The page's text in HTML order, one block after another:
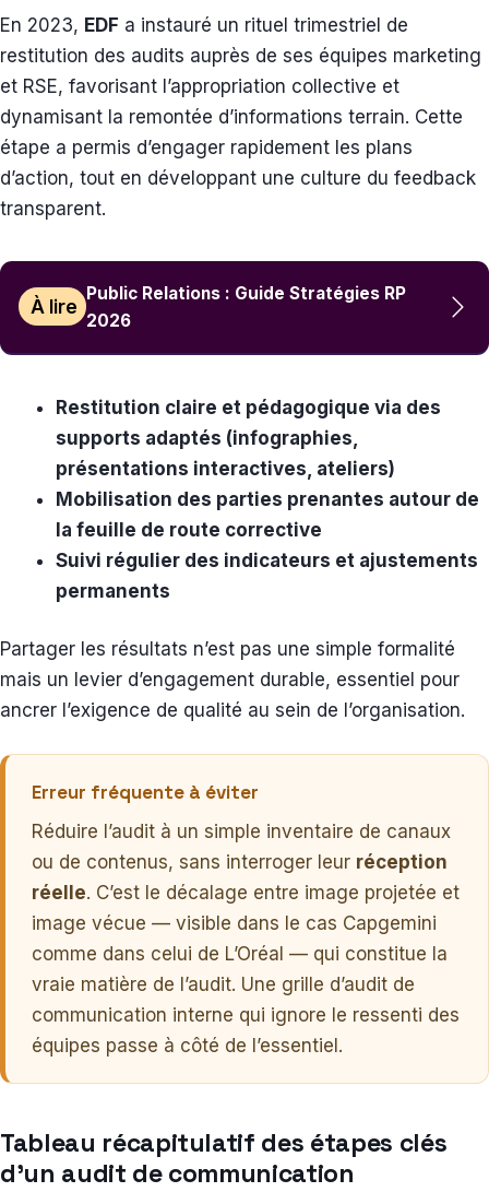
En 2023, EDF a instauré un rituel trimestriel de
restitution des audits auprès de ses équipes marketing
et RSE, favorisant l’appropriation collective et
dynamisant la remontée d’informations terrain. Cette
étape a permis d’engager rapidement les plans
d’action, tout en développant une culture du feedback
transparent.
À lire
Public Relations : Guide Stratégies RP
2026
Restitution claire et pédagogique via des
supports adaptés (infographies,
présentations interactives, ateliers)
Mobilisation des parties prenantes autour de
la feuille de route corrective
Suivi régulier des indicateurs et ajustements
permanents
Partager les résultats n’est pas une simple formalité
mais un levier d’engagement durable, essentiel pour
ancrer l’exigence de qualité au sein de l’organisation.
Erreur fréquente à éviter
Réduire l’audit à un simple inventaire de canaux
ou de contenus, sans interroger leur réception
réelle. C’est le décalage entre image projetée et
image vécue — visible dans le cas Capgemini
comme dans celui de L’Oréal — qui constitue la
vraie matière de l’audit. Une grille d’audit de
communication interne qui ignore le ressenti des
équipes passe à côté de l’essentiel.
Tableau récapitulatif des étapes clés
d’un audit de communication